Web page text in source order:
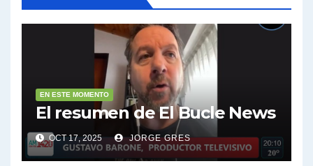
EN ESTE MOMENTO
El resumen de El Bucle News
OCT 17, 2025 JORGE GRES